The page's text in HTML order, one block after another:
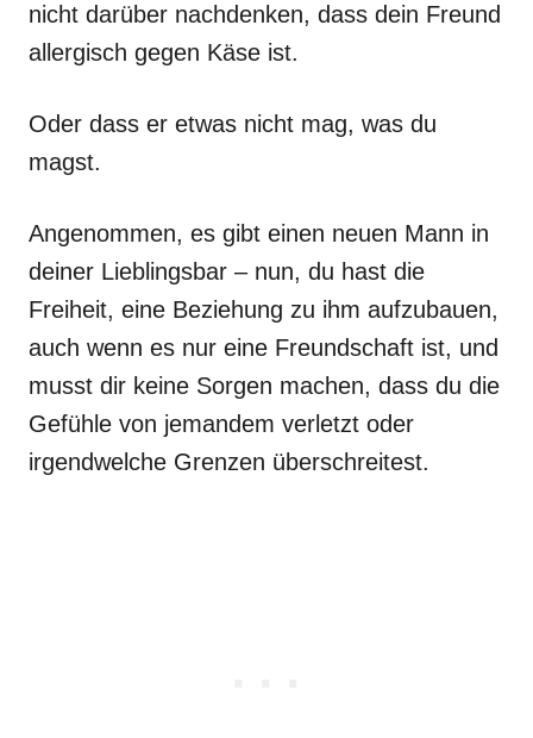
nicht darüber nachdenken, dass dein Freund
allergisch gegen Käse ist.
Oder dass er etwas nicht mag, was du
magst.
Angenommen, es gibt einen neuen Mann in
deiner Lieblingsbar – nun, du hast die
Freiheit, eine Beziehung zu ihm aufzubauen,
auch wenn es nur eine Freundschaft ist, und
musst dir keine Sorgen machen, dass du die
Gefühle von jemandem verletzt oder
irgendwelche Grenzen überschreitest.